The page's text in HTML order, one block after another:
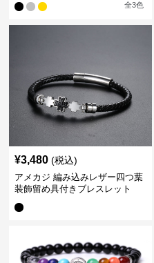
全3色
¥3,480 (税込)
アメカジ 編み込みレザー四つ葉
装飾留め具付きブレスレット